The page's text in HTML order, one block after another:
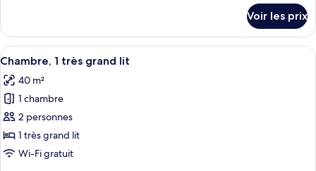
Premier
»,
1
très
grand
lit
le
type
de
Chambre
»,
très
grand
Voir les prix
Afficher
toutes
les
photos
pour
ce
type
Un lit bien fait, avec une literie
4
Chambre, 1 très grand lit
40 m²
1 chambre
2 personnes
1 très grand lit
Wi-Fi gratuit